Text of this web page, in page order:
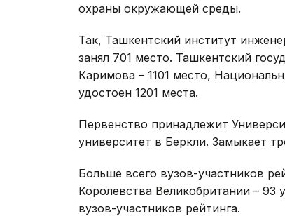
охраны окружающей среды.
Так, Ташкентский институт
занял 701 место. Ташкентский
Каримова – 1101 место,
удостоен 1201 места.
Первенство принадлежит
университет в Беркли. Замыкает
Больше всего вузов-участников
Королевства Великобритании – 93
вузов-участников рейтинга.